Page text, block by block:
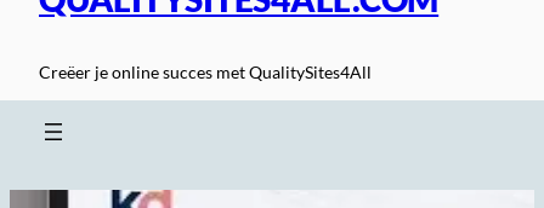
Creëer je online succes met QualitySites4All